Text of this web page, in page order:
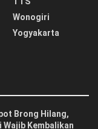
Wonogiri
Yogyakarta
Brong Hilang,
Kembalikan